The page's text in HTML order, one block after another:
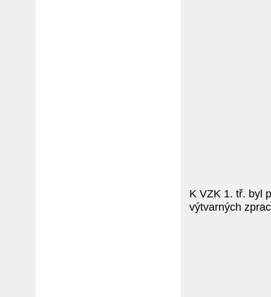
K VZK 1. tř. byl
výtvarných